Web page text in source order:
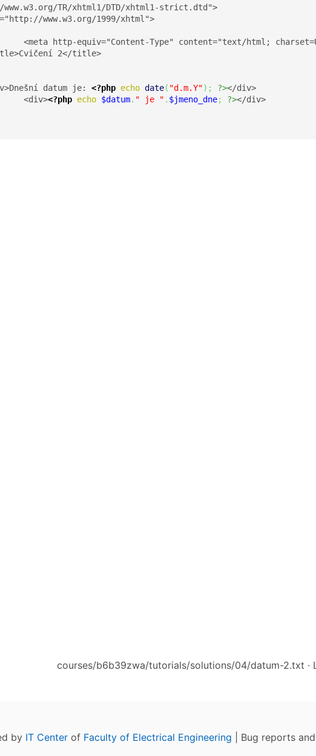
www.w3.org/TR/xhtml1/DTD/xhtml1-strict.dtd">
www.w3.org/1999/xhtml">
2</title>
datum je:
<?php echo date( "d.m.Y") ; ?></div>
		<div>
<?php echo $datum. " je " . $jmeno_dne; ?></div>
courses/b6b39zwa/tutorials/solutions/04/datum-2.txt ·
by IT Center of Faculty of Electrical Engineering | Bug reports